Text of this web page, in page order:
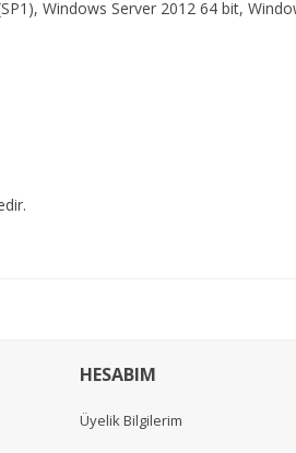
Windows Server 2012 64 bit,
HESABIM
Üyelik Bilgilerim